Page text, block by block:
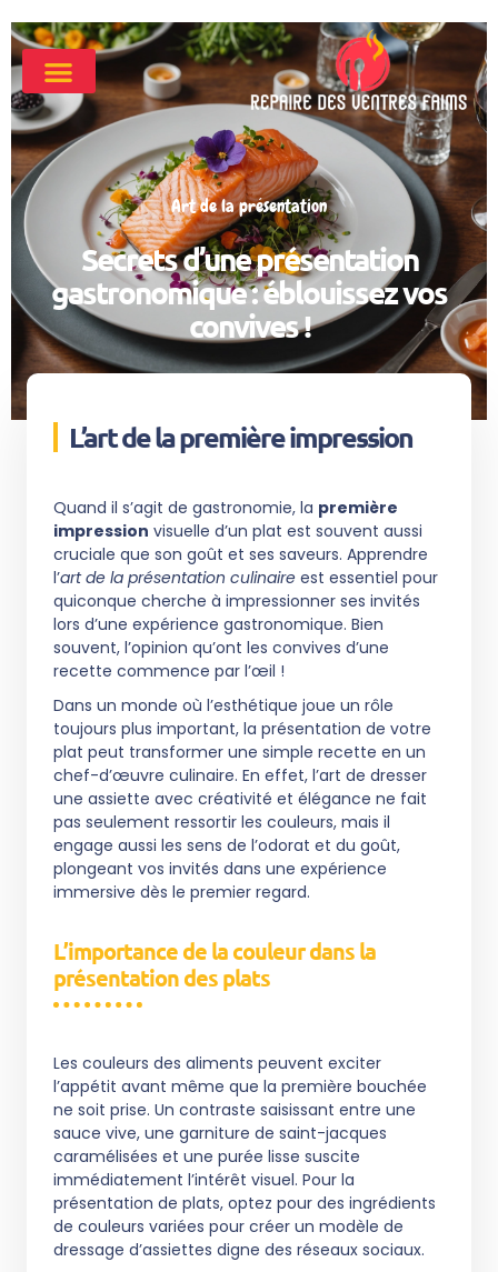
Art de la présentation
Secrets d’une présentation
gastronomique : éblouissez vos
convives !
L’art de la première impression
Quand il s’agit de gastronomie, la première
impression visuelle d’un plat est souvent aussi
cruciale que son goût et ses saveurs. Apprendre
l’art de la présentation culinaire est essentiel pour
quiconque cherche à impressionner ses invités
lors d’une expérience gastronomique. Bien
souvent, l’opinion qu’ont les convives d’une
recette commence par l’œil !
Dans un monde où l’esthétique joue un rôle
toujours plus important, la présentation de votre
plat peut transformer une simple recette en un
chef-d’œuvre culinaire. En effet, l’art de dresser
une assiette avec créativité et élégance ne fait
pas seulement ressortir les couleurs, mais il
engage aussi les sens de l’odorat et du goût,
plongeant vos invités dans une expérience
immersive dès le premier regard.
L’importance de la couleur dans la
présentation des plats
Les couleurs des aliments peuvent exciter
l’appétit avant même que la première bouchée
ne soit prise. Un contraste saisissant entre une
sauce vive, une garniture de saint-jacques
caramélisées et une purée lisse suscite
immédiatement l’intérêt visuel. Pour la
présentation de plats, optez pour des ingrédients
de couleurs variées pour créer un modèle de
dressage d’assiettes digne des réseaux sociaux.